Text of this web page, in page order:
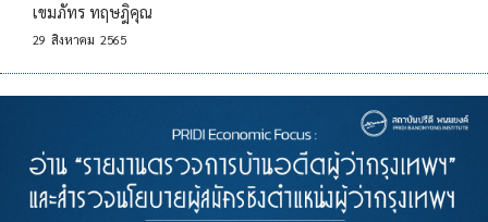
เขมภัทร ทฤษฎิคุณ
29 สิงหาคม 2565